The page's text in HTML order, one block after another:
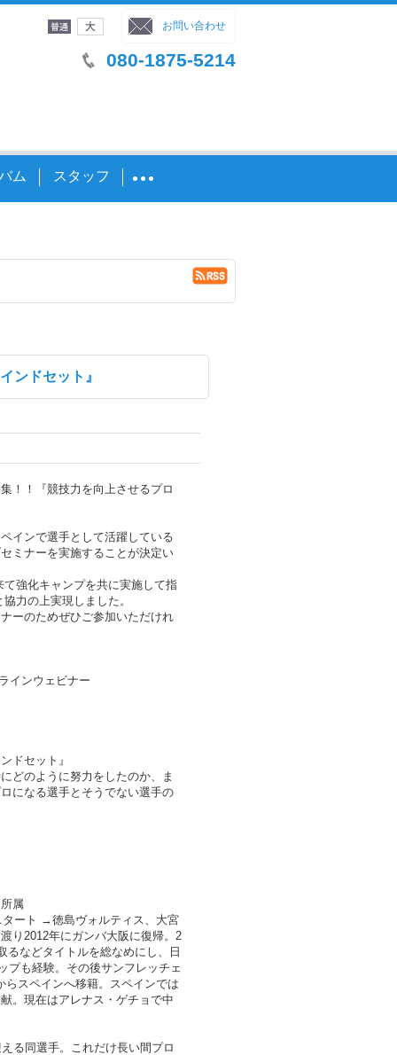
お問い合わせ
080-1875-5214
ム スタッフ
ンドセット』
！！『競技力を向上させるプロ
インで選手として活躍している
ミナーを実施することが決定い
強化キャンプを共に実施して指
力の上実現しました。
ーのためぜひご参加いただけれ
インウェビナー
ドセット』
どのように努力をしたのか、ま
になる選手とそうでない選手の
属
タート →徳島ヴォルティス、大宮
り2012年にガンバ大阪に復帰。2
るなどタイトルを総なめにし、日
プも経験。その後サンフレッチェ
らスペインへ移籍。スペインでは
。現在はアレナス・ゲチョで中
る同選手。これだけ長い間プロ